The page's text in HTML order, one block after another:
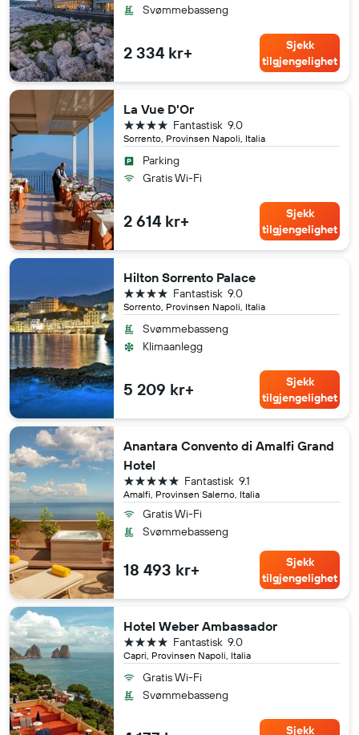
Svømmebasseng
2 334 kr+
Sjekk
tilgjengelighet
La Vue D'Or
Sorrento, Provinsen Napoli, Italia
9.0
Fantastisk
4 stjerner
Parking
Gratis Wi-Fi
2 614 kr+
Sjekk
tilgjengelighet
Hilton Sorrento Palace
Sorrento, Provinsen Napoli, Italia
9.0
Fantastisk
4 stjerner
Svømmebasseng
Klimaanlegg
5 209 kr+
Sjekk
tilgjengelighet
Anantara Convento di Amalfi Grand
Hotel
Amalfi, Provinsen Salerno, Italia
9.1
Fantastisk
5 stjerner
Gratis Wi-Fi
Svømmebasseng
18 493 kr+
Sjekk
tilgjengelighet
Hotel Weber Ambassador
Capri, Provinsen Napoli, Italia
9.0
Fantastisk
4 stjerner
Gratis Wi-Fi
Svømmebasseng
Sjekk